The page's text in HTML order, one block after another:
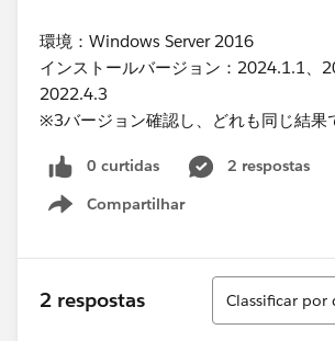
環境：Windows Server 2016
インストールバージョン：2024.1.1、
2022.4.3
※3バージョン確認し、どれも同じ結果
0 curtidas
2 respostas
Compartilhar
Show menu
2 respostas
Classificar
Classificar por